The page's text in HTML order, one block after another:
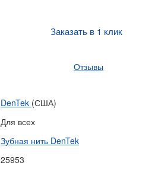
Заказать в 1 клик
Отзывы
DenTek (США)
Для всех
Зубная нить DenTek
25953